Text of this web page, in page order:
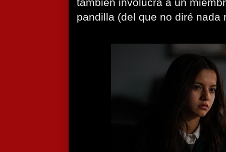
también involucra a un
pandilla (del que no diré nada